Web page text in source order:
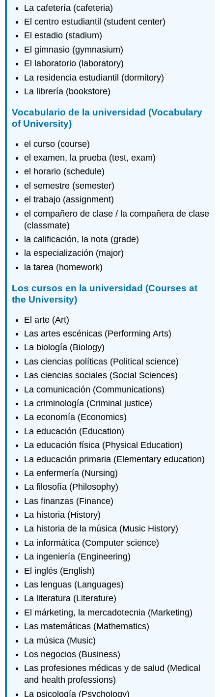
La cafetería (cafeteria)
El centro estudiantil (student center)
El estadio (stadium)
El gimnasio (gymnasium)
El laboratorio (laboratory)
La residencia estudiantil (dormitory)
La librería (bookstore)
Vocabulario de la universidad (Vocabulary
of University)
el curso (course)
el examen, la prueba (test, exam)
el horario (schedule)
el semestre (semester)
el trabajo (assignment)
el compañero de clase / la compañera de clase
(classmate)
la calificación, la nota (grade)
la especialización (major)
la tarea (homework)
Los cursos en la universidad (Courses at
the University)
El arte (Art)
Las artes escénicas (Performing Arts)
La biología (Biology)
Las ciencias políticas (Political science)
Las ciencias sociales (Social Sciences)
La comunicación (Communications)
La criminología (Criminal justice)
La economía (Economics)
La educación (Education)
La educación física (Physical Education)
La educación primaria (Elementary education)
La enfermería (Nursing)
La filosofía (Philosophy)
Las finanzas (Finance)
La historia (History)
La historia de la música (Music History)
La informática (Computer science)
La ingeniería (Engineering)
El inglés (English)
Las lenguas (Languages)
La literatura (Literature)
El márketing, la mercadotecnia (Marketing)
Las matemáticas (Mathematics)
La música (Music)
Los negocios (Business)
Las profesiones médicas y de salud (Medical
and health professions)
La psicología (Psychology)